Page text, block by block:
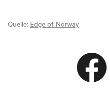
Quelle: Edge of Norway